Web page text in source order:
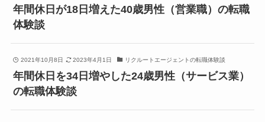
年間休日が18日増えた40歳男性（営業職）の転職
体験談
2021年10月8日 2023年4月1日 リクルートエージェントの転職体験談
年間休日を34日増やした24歳男性（サービス業）
の転職体験談